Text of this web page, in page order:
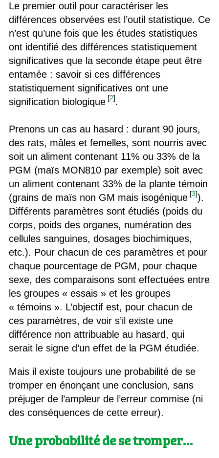
Le premier outil pour caractériser les
différences observées est l’outil statistique. Ce
n’est qu’une fois que les études statistiques
ont identifié des différences statistiquement
significatives que la seconde étape peut être
entamée : savoir si ces différences
statistiquement significatives ont une
signification biologique [2].
Prenons un cas au hasard : durant 90 jours,
des rats, mâles et femelles, sont nourris avec
soit un aliment contenant 11% ou 33% de la
PGM (maïs MON810 par exemple) soit avec
un aliment contenant 33% de la plante témoin
(grains de maïs non GM mais isogénique [3]).
Différents paramètres sont étudiés (poids du
corps, poids des organes, numération des
cellules sanguines, dosages biochimiques,
etc.). Pour chacun de ces paramètres et pour
chaque pourcentage de PGM, pour chaque
sexe, des comparaisons sont effectuées entre
les groupes « essais » et les groupes
« témoins ». L’objectif est, pour chacun de
ces paramètres, de voir s’il existe une
différence non attribuable au hasard, qui
serait le signe d’un effet de la PGM étudiée.
Mais il existe toujours une probabilité de se
tromper en énonçant une conclusion, sans
préjuger de l’ampleur de l’erreur commise (ni
des conséquences de cette erreur).
Une probabilité de se tromper…